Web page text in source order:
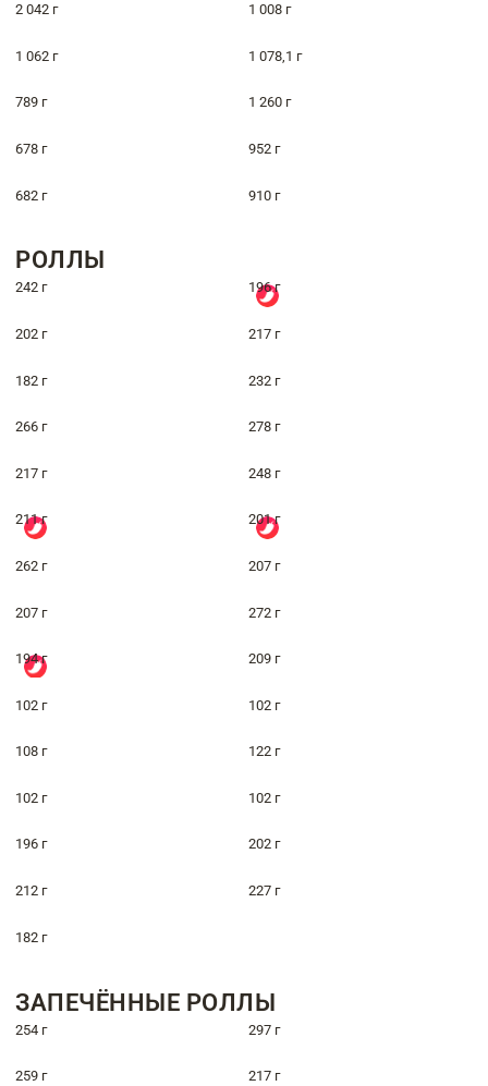
2 042 г 1 008 г
1 062 г 1 078,1 г
789 г 1 260 г
678 г 952 г
682 г 910 г
РОЛЛЫ
242 г 196 г
202 г 217 г
182 г 232 г
266 г 278 г
217 г 248 г
211 г 201 г
262 г 207 г
207 г 272 г
194 г 209 г
102 г 102 г
108 г 122 г
102 г 102 г
196 г 202 г
212 г 227 г
182 г
ЗАПЕЧЁННЫЕ РОЛЛЫ
254 г 297 г
259 г 217 г